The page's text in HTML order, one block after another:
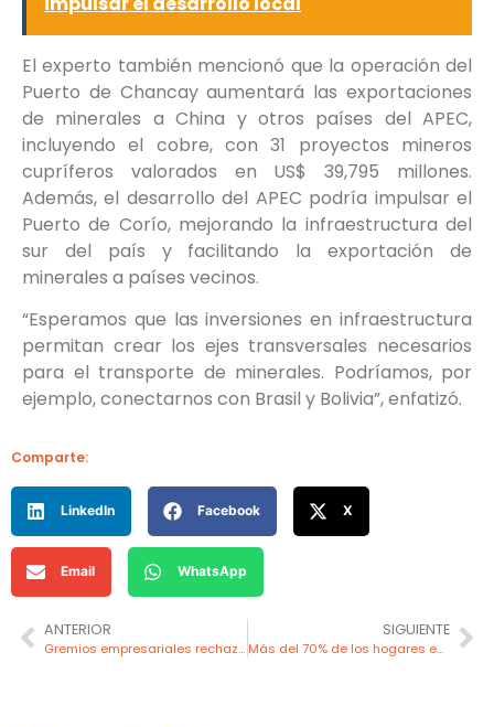
El experto también mencionó que la operación del
Puerto de Chancay aumentará las exportaciones
de minerales a China y otros países del APEC,
incluyendo el cobre, con 31 proyectos mineros
cupríferos valorados en US$ 39,795 millones.
Además, el desarrollo del APEC podría impulsar el
Puerto de Corío, mejorando la infraestructura del
sur del país y facilitando la exportación de
minerales a países vecinos.
“Esperamos que las inversiones en infraestructura
permitan crear los ejes transversales necesarios
para el transporte de minerales. Podríamos, por
ejemplo, conectarnos con Brasil y Bolivia”, enfatizó.
Comparte:
LinkedIn Facebook X
Email WhatsApp
ANTERIOR
Gremios empresariales rechazan nombramiento en Petroperú
SIGUIENTE
Más del 70% de los hogares en zonas rurales de la sierra y selva del Perú viven en pobreza energética